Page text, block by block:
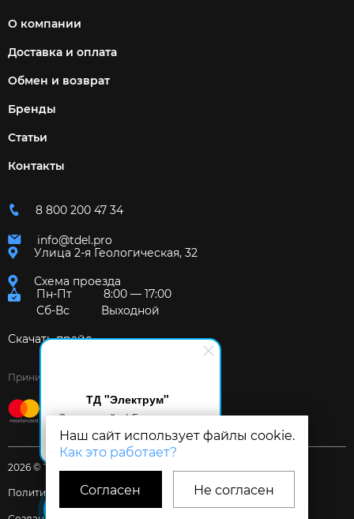
ТД "Электрум"
Здравствуйте! Готов помочь
вам. Напишите мне, если у
вас появятся вопросы.
Наш сайт использует файлы cookie.
Как это работает?
Согласен Не согласен
О компании
Доставка и оплата
Обмен и возврат
Бренды
Статьи
Контакты
8 800 200 47 34
info@tdel.pro
Улица 2-я Геологическая, 32
Схема проезда
Пн-Пт
8:00 — 17:00
Сб-Вс
Выходной
Скачать прайс
Принимаем к оплате:
2026 © Торговый дом «Электрум»
Политика и Согласия